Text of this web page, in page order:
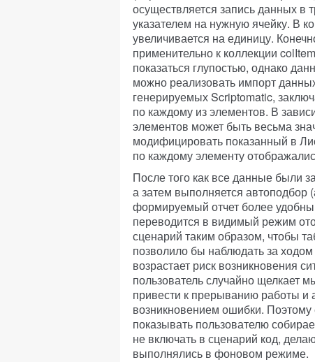
осуществляется запись данных в
указателем на нужную ячейку. В
увеличивается на единицу.
применительно к коллекции
показаться глупостью, однако
можно реализовать импорт
генерируемых Scriptomatic,
по каждому из элементов. В
элементов может быть весьма
модифицировать показанный в
по каждому элементу
После того как все данные были
а затем выполняется автоподбор
формируемый отчет более
переводится в видимый режим
сценарий таким образом, чтобы
позволило бы наблюдать за
возрастает риск возникновения
пользователь случайно щелкает
привести к прерыванию работы
возникновением ошибки.
показывать пользователю
не включать в сценарий код,
выполнялись в фоновом режиме.